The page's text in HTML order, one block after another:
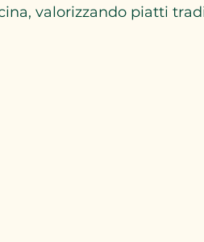
valorizzando piatti